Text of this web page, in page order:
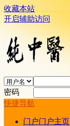
收藏本站
开启辅助访问
密码
快捷导航
门户门户主页